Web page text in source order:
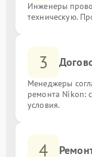
Инженеры
техническую.
3
Менеджеры
ремонта Nikon:
условия.
4